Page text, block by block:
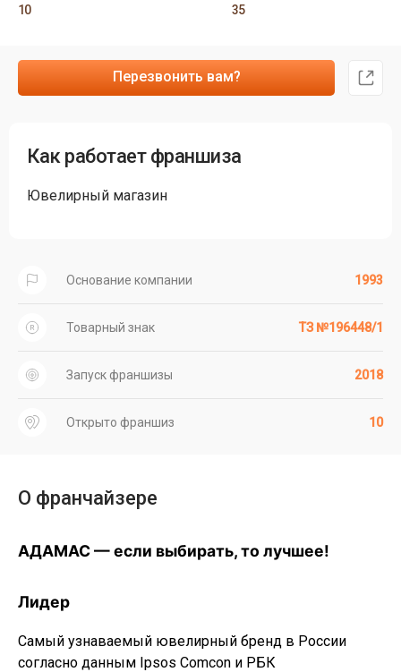
10 35
Перезвонить вам?
Как работает франшиза
Ювелирный магазин
Основание компании 1993
Товарный знак ТЗ №196448/1
Запуск франшизы 2018
Открыто франшиз 10
О франчайзере
АДАМАС — если выбирать, то лучшее!
Лидер
Самый узнаваемый ювелирный бренд в России
согласно данным Ipsos Comcon и РБК